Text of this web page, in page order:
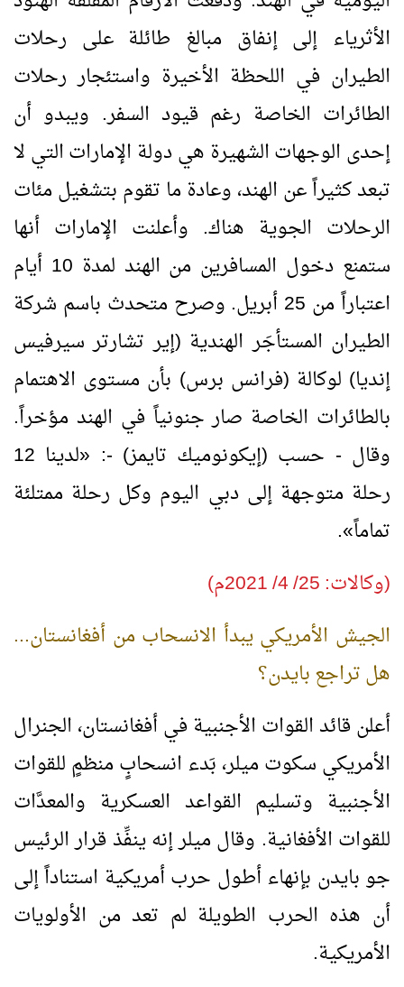
الأثرياء إلى إنفاق مبالغ طائلة على رحلات
الطيران في اللحظة الأخيرة واستئجار رحلات
الطائرات الخاصة رغم قيود السفر. ويبدو أن
إحدى الوجهات الشهيرة هي دولة الإمارات التي لا
تبعد كثيراً عن الهند، وعادة ما تقوم بتشغيل مئات
الرحلات الجوية هناك. وأعلنت الإمارات أنها
ستمنع دخول المسافرين من الهند لمدة 10 أيام
اعتباراً من 25 أبريل. وصرح متحدث باسم شركة
الطيران المستأجَر الهندية (إير تشارتر سيرفيس
إنديا) لوكالة (فرانس برس) بأن مستوى الاهتمام
بالطائرات الخاصة صار جنونياً في الهند مؤخراً.
وقال - حسب (إيكونوميك تايمز) -: «
لدينا 12
رحلة متوجهة إلى دبي اليوم وكل رحلة ممتلئة
تماماً»
.
(وكالات: 25/ 4/ 2021م)
الجيش الأمريكي يبدأ الانسحاب من أفغانستان...
هل تراجع بايدن؟
أعلن قائد القوات الأجنبية في أفغانستان، الجنرال
الأمريكي سكوت ميلر، بَدء انسحابٍ منظمٍ للقوات
الأجنبية وتسليم القواعد العسكرية والمعدَّات
للقوات الأفغانية. وقال ميلر إنه ينفِّذ قرار الرئيس
جو بايدن بإنهاء أطول حرب أمريكية استناداً إلى
أن هذه الحرب الطويلة لم تعد من الأولويات
الأمريكية.